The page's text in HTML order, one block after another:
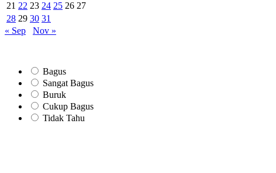
21 22 23 24 25 26 27
28 29 30 31
« Sep
Nov »
Bagus
Sangat Bagus
Buruk
Cukup Bagus
Tidak Tahu